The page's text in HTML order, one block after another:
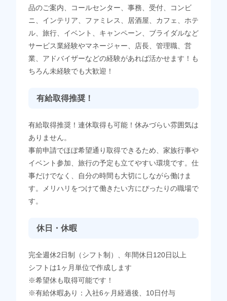
品のご案内、コールセンター、事務、受付、コンビ
ニ、インテリア、ファミレス、居酒屋、カフェ、ホテ
ル、旅行、イベント、キャンペーン、ブライダルなど
サービス業経験やマネージャー、店長、管理職、営
業、アドバイザーなどの経験があれば活かせます！も
ちろん未経験でも大歓迎！
有給取得推奨！
有給取得推奨！連休取得も可能！休みづらい雰囲気は
ありません。
事前申請でほぼ希望通り取得できるため、家族行事や
イベント参加、旅行の予定も立てやすい環境です。仕
事だけでなく、自分の時間も大切にしながら働けま
す。メリハリをつけて働きたい方にぴったりの職場で
す。
休日・休暇
完全週休2日制（シフト制）、年間休日120日以上
シフトは1ヶ月単位で作成します
※希望休も取得可能です！
※有給休暇あり：入社6ヶ月経過後、10日付与